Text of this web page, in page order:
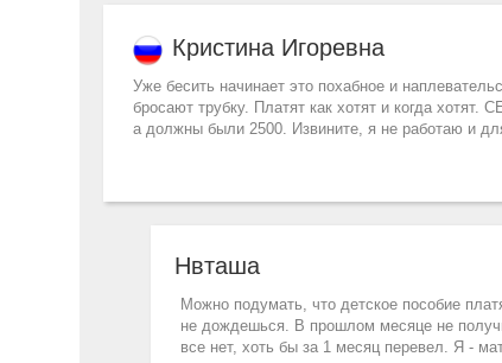
Кристина Игоревна
Уже бесить начинает это похабное и
бросают трубку. Платят как хотят и когда
а должны были 2500. Извините, я не работаю и
Нвташа
Можно подумать, что детское пособие
не дождешься. В прошлом месяце не
все нет, хоть бы за 1 месяц перевел. Я -